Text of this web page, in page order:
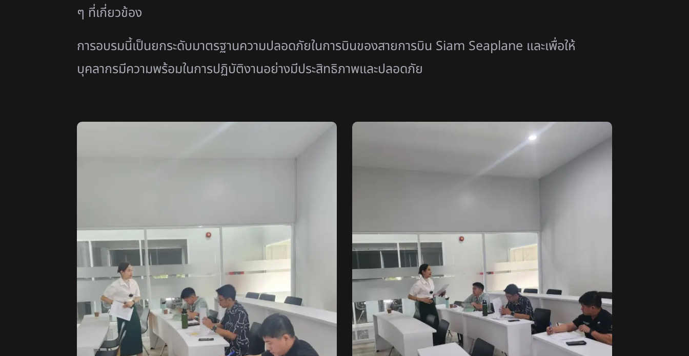
ๆ ที่เกี่ยวข้อง
การอบรมนี้เป็นยกระดับมาตรฐานความปลอดภัยในการบินของสายการบิน Siam Seaplane และเพื่อให้
บุคลากรมีความพร้อมในการปฏิบัติงานอย่างมีประสิทธิภาพและปลอดภัย